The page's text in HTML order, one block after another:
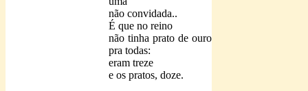
não convidada..
É que no reino
não tinha prato de ouro
pra todas:
eram treze
e os pratos, doze.